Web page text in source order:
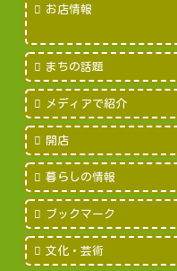
お店情報
まちの話題
メディアで紹介
開店
暮らしの情報
ブックマーク
文化・芸術